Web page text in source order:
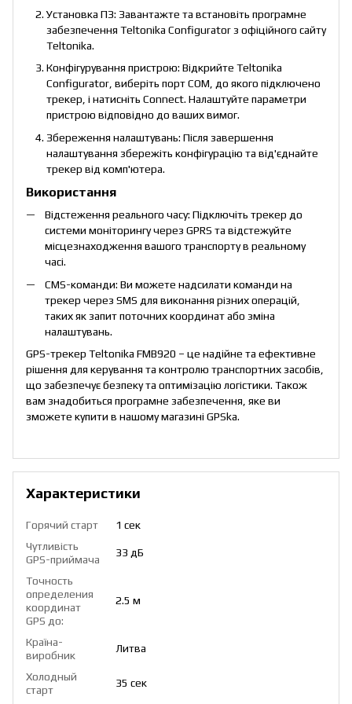
Установка ПЗ: Завантажте та встановіть програмне
забезпечення Teltonika Configurator з офіційного сайту
Teltonika.
Конфігурування пристрою: Відкрийте Teltonika
Configurator, виберіть порт COM, до якого підключено
трекер, і натисніть Connect. Налаштуйте параметри
пристрою відповідно до ваших вимог.
Збереження налаштувань: Після завершення
налаштування збережіть конфігурацію та від'єднайте
трекер від комп'ютера.
Використання
Відстеження реального часу: Підключіть трекер до
системи моніторингу через GPRS та відстежуйте
місцезнаходження вашого транспорту в реальному
часі.
СМS-команди: Ви можете надсилати команди на
трекер через SMS для виконання різних операцій,
таких як запит поточних координат або зміна
налаштувань.
GPS-трекер Teltonika FMB920 – це надійне та ефективне
рішення для керування та контролю транспортних засобів,
що забезпечує безпеку та оптимізацію логістики. Також
вам знадобиться програмне забезпечення, яке ви
зможете купити в нашомумагазині GPSka.
Характеристики
Горячий старт
1 сек
Чутливість
GPS-приймача
33 дБ
Точность
определения
координат
GPS до:
2.5 м
Країна-
виробник
Литва
Холодный
старт
35 сек